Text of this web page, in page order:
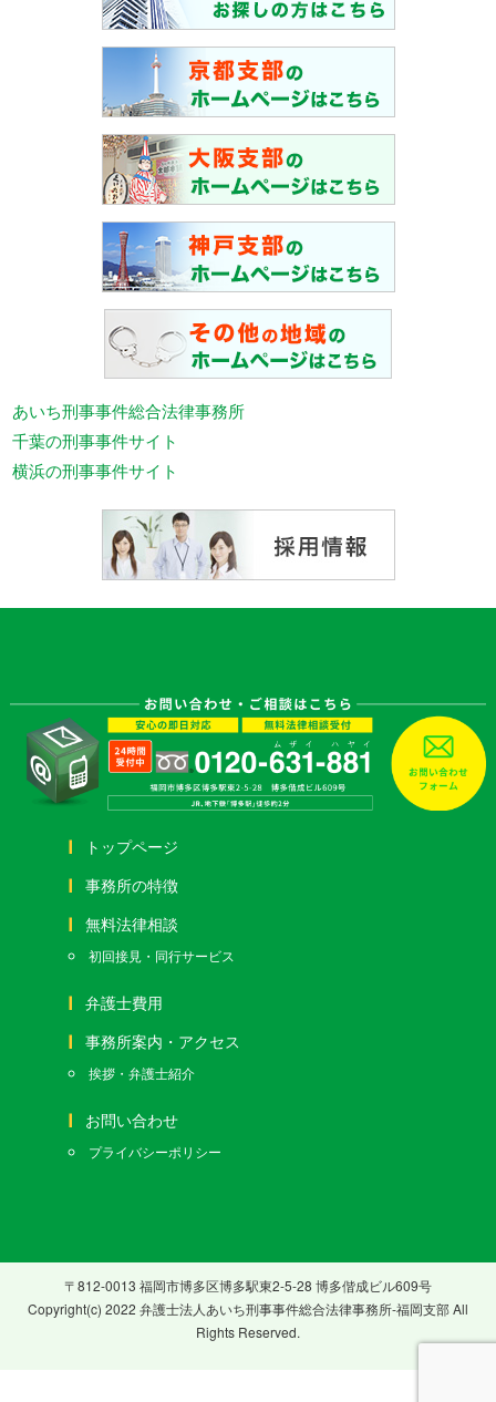
あいち刑事事件総合法律事務所
千葉の刑事事件サイト
横浜の刑事事件サイト
トップページ
事務所の特徴
無料法律相談
初回接見・同行サービス
弁護士費用
事務所案内・アクセス
挨拶・弁護士紹介
お問い合わせ
プライバシーポリシー
〒812-0013 福岡市博多区博多駅東2-5-28 博多偕成ビル609号
Copyright(c) 2022 弁護士法人あいち刑事事件総合法律事務所-福岡支部 All
Rights Reserved.